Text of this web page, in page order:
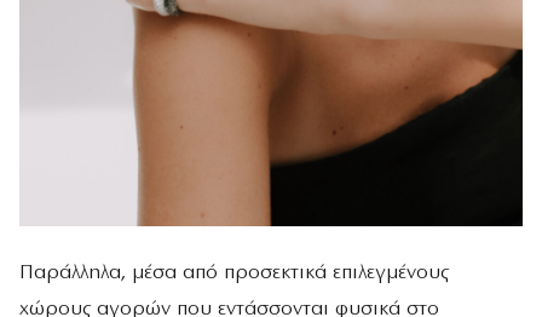
Παράλληλα, μέσα από προσεκτικά επιλεγμένους
χώρους αγορών που εντάσσονται φυσικά στο